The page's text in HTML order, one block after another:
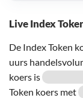
Live Index
De Index Token
uurs
koers is
Token koers met